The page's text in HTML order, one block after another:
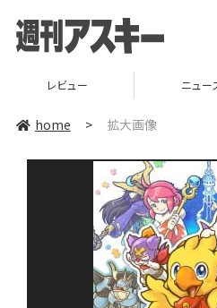
レビュー ニュー
home > 拡大画像